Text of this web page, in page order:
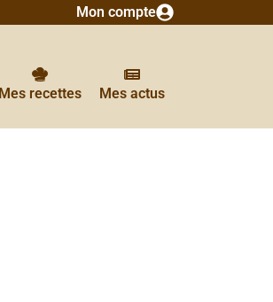
Mon compte
Mes actus
Mes recettes